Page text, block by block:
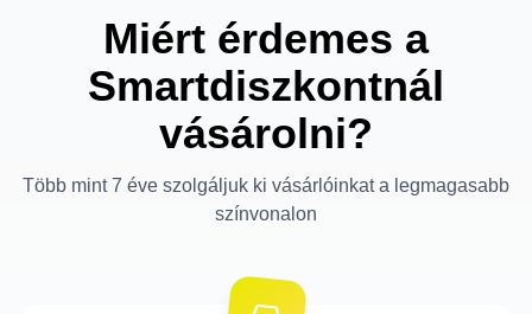
Miért érdemes a
Smartdiszkontnál
vásárolni?
Több mint 7 éve szolgáljuk ki vásárlóinkat a legmagasabb
színvonalon